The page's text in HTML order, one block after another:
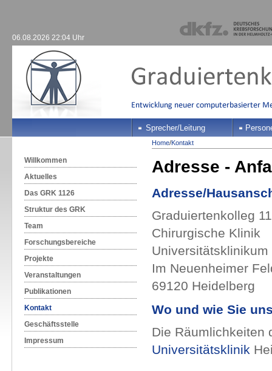
06.08.2026 22:04 Uhr
Sprecher/Leitung
Willkommen
Aktuelles
Das GRK 1126
Struktur des GRK
Team
Forschungsbereiche
Projekte
Veranstaltungen
Publikationen
Kontakt
Geschäftsstelle
Impressum
Home/Kontakt
Adresse -
Adresse/
Graduiertenkolleg
Chirurgische Klinik
Universitätsklinikum
Im Neuenheimer
69120 Heidelberg
Wo und wie Sie
Die Räumlichkeiten
Universitätsklinik